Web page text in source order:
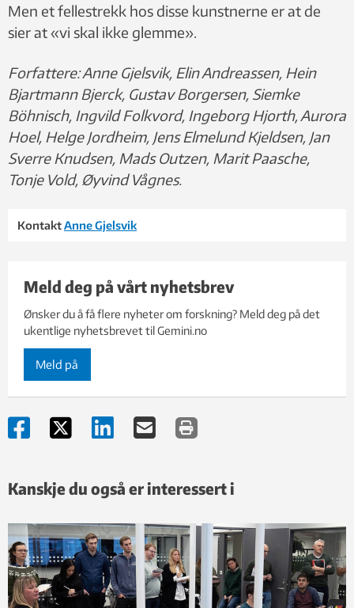
Men et fellestrekk hos disse kunstnerne er at de
sier at «vi skal ikke glemme».
Forfattere:Anne Gjelsvik, Elin Andreassen, Hein
Bjartmann Bjerck, Gustav Borgersen, Siemke
Böhnisch, Ingvild Folkvord, Ingeborg Hjorth, Aurora
Hoel, Helge Jordheim, Jens Elmelund Kjeldsen, Jan
Sverre Knudsen, Mads Outzen, Marit Paasche,
Tonje Vold, Øyvind Vågnes.
KontaktAnne Gjelsvik
Meld deg på vårt nyhetsbrev
Ønsker du å få flere nyheter om forskning? Meld deg på det
ukentlige nyhetsbrevet til Gemini.no
Meld på
Kanskje du også er interessert i